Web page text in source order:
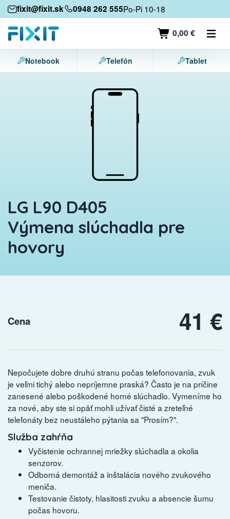
fixit@fixit.sk 0948 262 555Po-Pi 10-18
0,00 €
Mobilné zariadenia
Mobilné telefóny
Tablety
Notebook Telefón Tablet
LG L90 D405
Výmena slúchadla pre
hovory
Cena 41 €
Nepočujete dobre druhú stranu počas telefonovania, zvuk
je veľmi tichý alebo nepríjemne praská? Často je na príčine
zanesené alebo poškodené horné slúchadlo. Vymeníme ho
za nové, aby ste si opäť mohli užívať čisté a zreteľné
telefonáty bez neustáleho pýtania sa "Prosím?".
Služba zahŕňa
Vyčistenie ochrannej mriežky slúchadla a okolia
senzorov.
Odborná demontáž a inštalácia nového zvukového
meniča.
Testovanie čistoty, hlasitosti zvuku a absencie šumu
počas hovoru.